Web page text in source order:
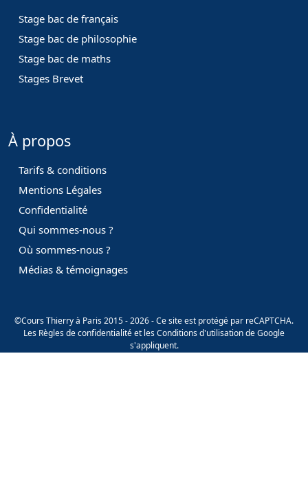
Stage bac de français
Stage bac de philosophie
Stage bac de maths
Stages Brevet
À propos
Tarifs & conditions
Mentions Légales
Confidentialité
Qui sommes-nous ?
Où sommes-nous ?
Médias & témoignages
©Cours Thierry à Paris 2015 - 2026 - Ce site est protégé par reCAPTCHA.
Les Règles de confidentialitéet lesConditions d'utilisationde Google
s'appliquent.